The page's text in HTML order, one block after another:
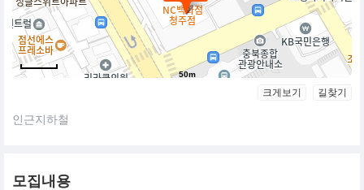
50m
크게보기 길찾기
인근지하철
모집내용